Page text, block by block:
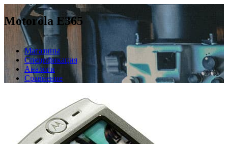
Motorola E365
Магазины
Спецификация
Аналоги
Сравнение